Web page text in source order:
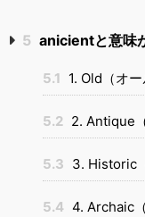
5 anicientと意味
5.1 1. Old（オー
5.2 2. Antique
5.3 3. Historic
5.4 4. Archaic